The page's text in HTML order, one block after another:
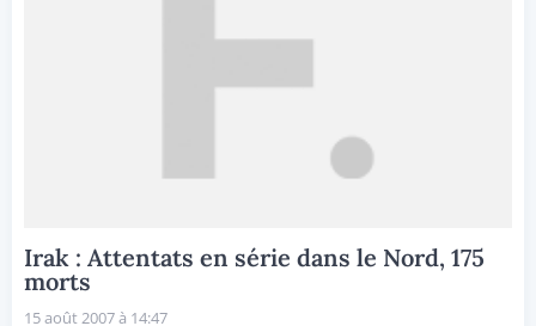
Irak : Attentats en série dans le Nord, 175
morts
15 août 2007 à 14:47